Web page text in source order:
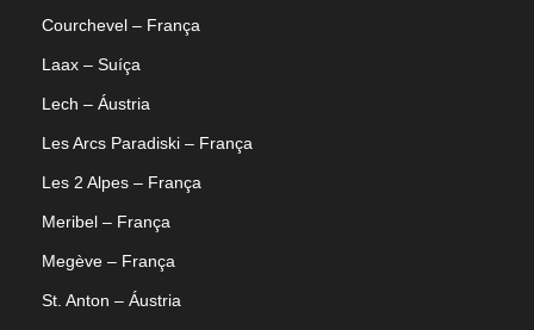
Courchevel – França
Laax – Suíça
Lech – Áustria
Les Arcs Paradiski – França
Les 2 Alpes – França
Meribel – França
Megève – França
St. Anton – Áustria